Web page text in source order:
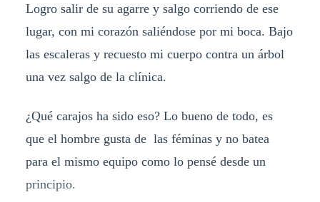
Logro salir de su agarre y salgo corriendo de ese
lugar, con mi corazón saliéndose por mi boca. Bajo
las escaleras y recuesto mi cuerpo contra un árbol
una vez salgo de la clínica.
¿Qué carajos ha sido eso? Lo bueno de todo, es
que el hombre gusta de las féminas y no batea
para el mismo equipo como lo pensé desde un
principio.